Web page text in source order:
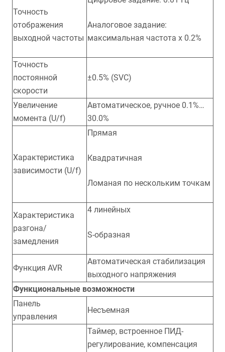
Точность
отображения
выходной частоты
Аналоговое задание:
максимальная частота x 0.2%
Точность
постоянной
скорости
±0.5% (SVC)
Увеличение
момента (U/f)
Автоматическое, ручное 0.1%…
30.0%
Характеристика
зависимости (U/f)
Прямая
Квадратичная
Ломаная по нескольким точкам
Характеристика
разгона/
замедления
4 линейных
S-образная
Функция AVR
Автоматическая стабилизация
выходного напряжения
Функциональные возможности
Панель
управления
Несъемная
Таймер, встроенное ПИД-
регулирование, компенсация